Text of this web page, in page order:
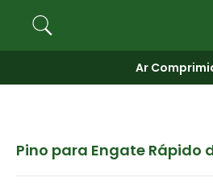
Ar
Pino para Engate Rápido